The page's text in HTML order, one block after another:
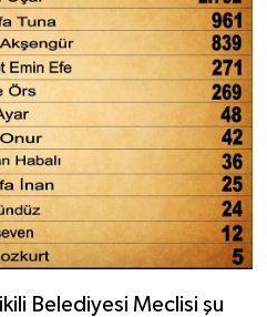
Belediyesi Meclisi şu